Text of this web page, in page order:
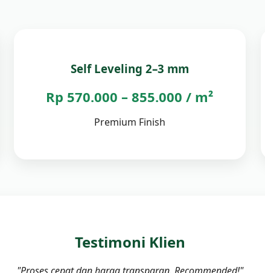
Self Leveling 2–3 mm
Rp 570.000 – 855.000 / m²
Premium Finish
Testimoni Klien